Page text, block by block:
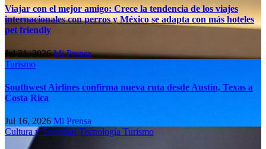
Viajar con el mejor amigo: Crece la tendencia de los viajes
internacionales con perros y México se adapta con más hoteles
pet friendly
Jul 21, 2026Mi Prensa
Turismo
Southwest Airlines confirma nueva ruta desde Austin, Texas a
Costa Rica
Jul 16, 2026 Mi Prensa
Cultura y Sociedad Tecnología Turismo